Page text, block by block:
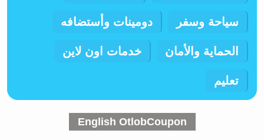
سياحة وسفر دومينات وأستضافه
الحماية والأمان خدمات اون لاين
تعليم
English OtlobCoupon